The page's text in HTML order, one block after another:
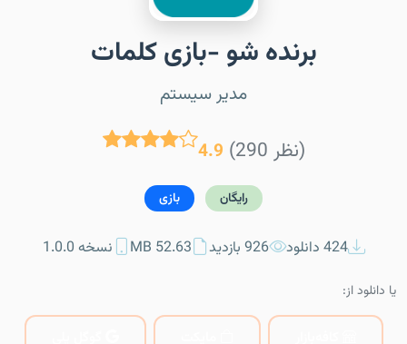
برنده شو -بازی کلمات
مدیر سیستم
4.9 (290 نظر)
رایگان بازی
424 دانلود 926 بازدید 52.63 MB نسخه 1.0.0
یا دانلود از: